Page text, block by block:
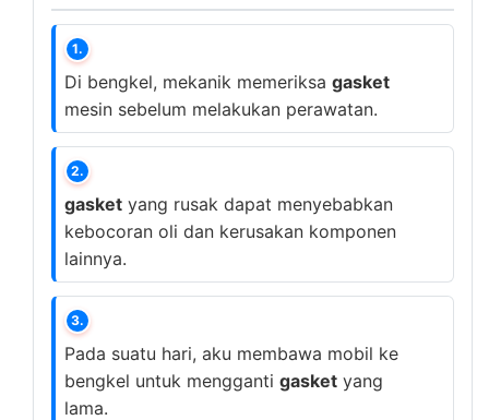
1.
Di bengkel, mekanik memeriksa gasket
mesin sebelum melakukan perawatan.
2.
gasket yang rusak dapat menyebabkan
kebocoran oli dan kerusakan komponen
lainnya.
3.
Pada suatu hari, aku membawa mobil ke
bengkel untuk mengganti gasket yang
lama.